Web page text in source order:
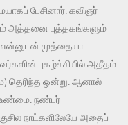
பேசினார். கவிஞர்
அத்தனை புத்தகங்களும்
என்னுடன் முத்தையா
புகழ்ச்சியில் அதீதம்
தெரிந்த ஒன்று. ஆனால்
உண்மை. நண்பர்
நாட்களிலேயே அதைப்